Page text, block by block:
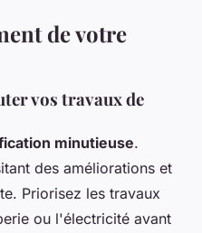
de votre
vos travaux de
minutieuse.
des améliorations et
Priorisez les travaux
ou l'électricité avant